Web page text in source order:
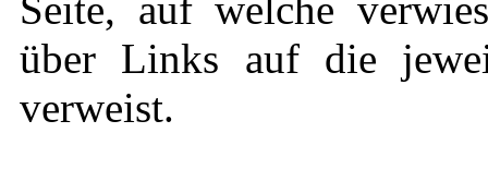
Seite, auf welche
über Links auf die
verweist.